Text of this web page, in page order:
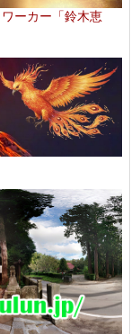
ーカー「鈴木恵